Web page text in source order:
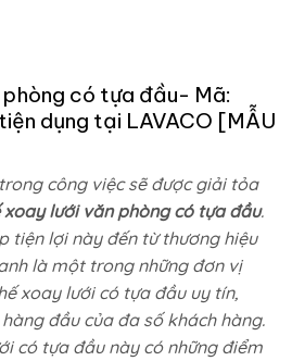
có tựa đầu- Mã:
dụng tại LAVACO [MẪU
công việc sẽ được giải tỏa
xoay lưới văn phòng có tựa đầu.
tiện lợi này đến từ thương hiệu
là một trong những đơn vị
xoay lưới có tựa đầu uy tín,
đầu của đa số khách hàng.
có tựa đầu này có những điểm